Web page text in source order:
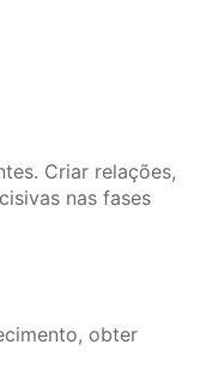
Criar relações,
nas fases
obter